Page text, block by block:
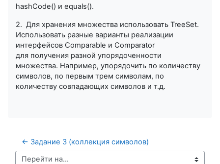
hashCode() и equals().
2. Для хранения множества использовать TreeSet.
Использовать разные варианты реализации
интерфейсов Comparable и Comparator
для получения разной упорядоченности
множества. Например, упорядочить по количеству
символов, по первым трем символам, по
количеству совпадающих символов и т.д.
← Задание 3 (коллекция символов)